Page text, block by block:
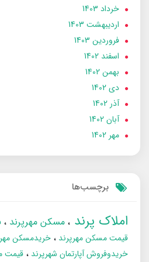
خرداد 1403
ارديبهشت 1403
فروردین 1403
اسفند 1402
بهمن 1402
دی 1402
آذر 1402
آبان 1402
مهر 1402
برچسب‌ها
املاک پرند مسکن مهرپرند
قیمت مسکن مهرپرند
خریدمسکن
خریدوفروش آپارتمان شهرپرند
قیمت